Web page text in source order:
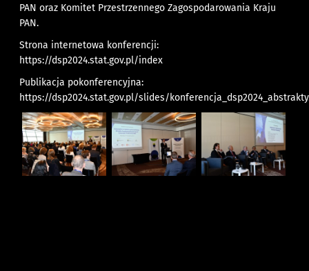
PAN oraz Komitet Przestrzennego Zagospodarowania Kraju
PAN.
Strona internetowa konferencji:
https://dsp2024.stat.gov.pl/index
Publikacja pokonferencyjna:
https://dsp2024.stat.gov.pl/slides/